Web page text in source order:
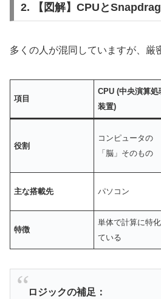
2. 【図解】CPUと
多くの人が混同していますが、厳
項目
CPU (中央演算処
装置)
役割
コンピュータの
「脳」そのもの
主な搭載先 パソコン
特徴
単体で計算に特
ている
ロジックの補足：